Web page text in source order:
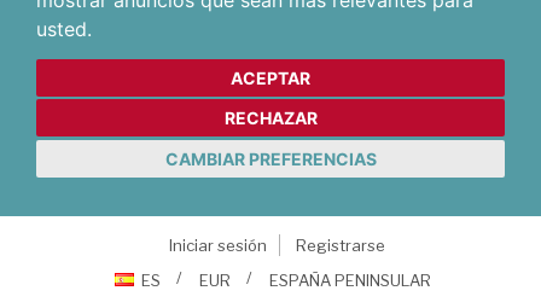
usted.
ACEPTAR
RECHAZAR
CAMBIAR PREFERENCIAS
Iniciar sesión
Registrarse
ES
EUR ESPAÑA PENINSULAR